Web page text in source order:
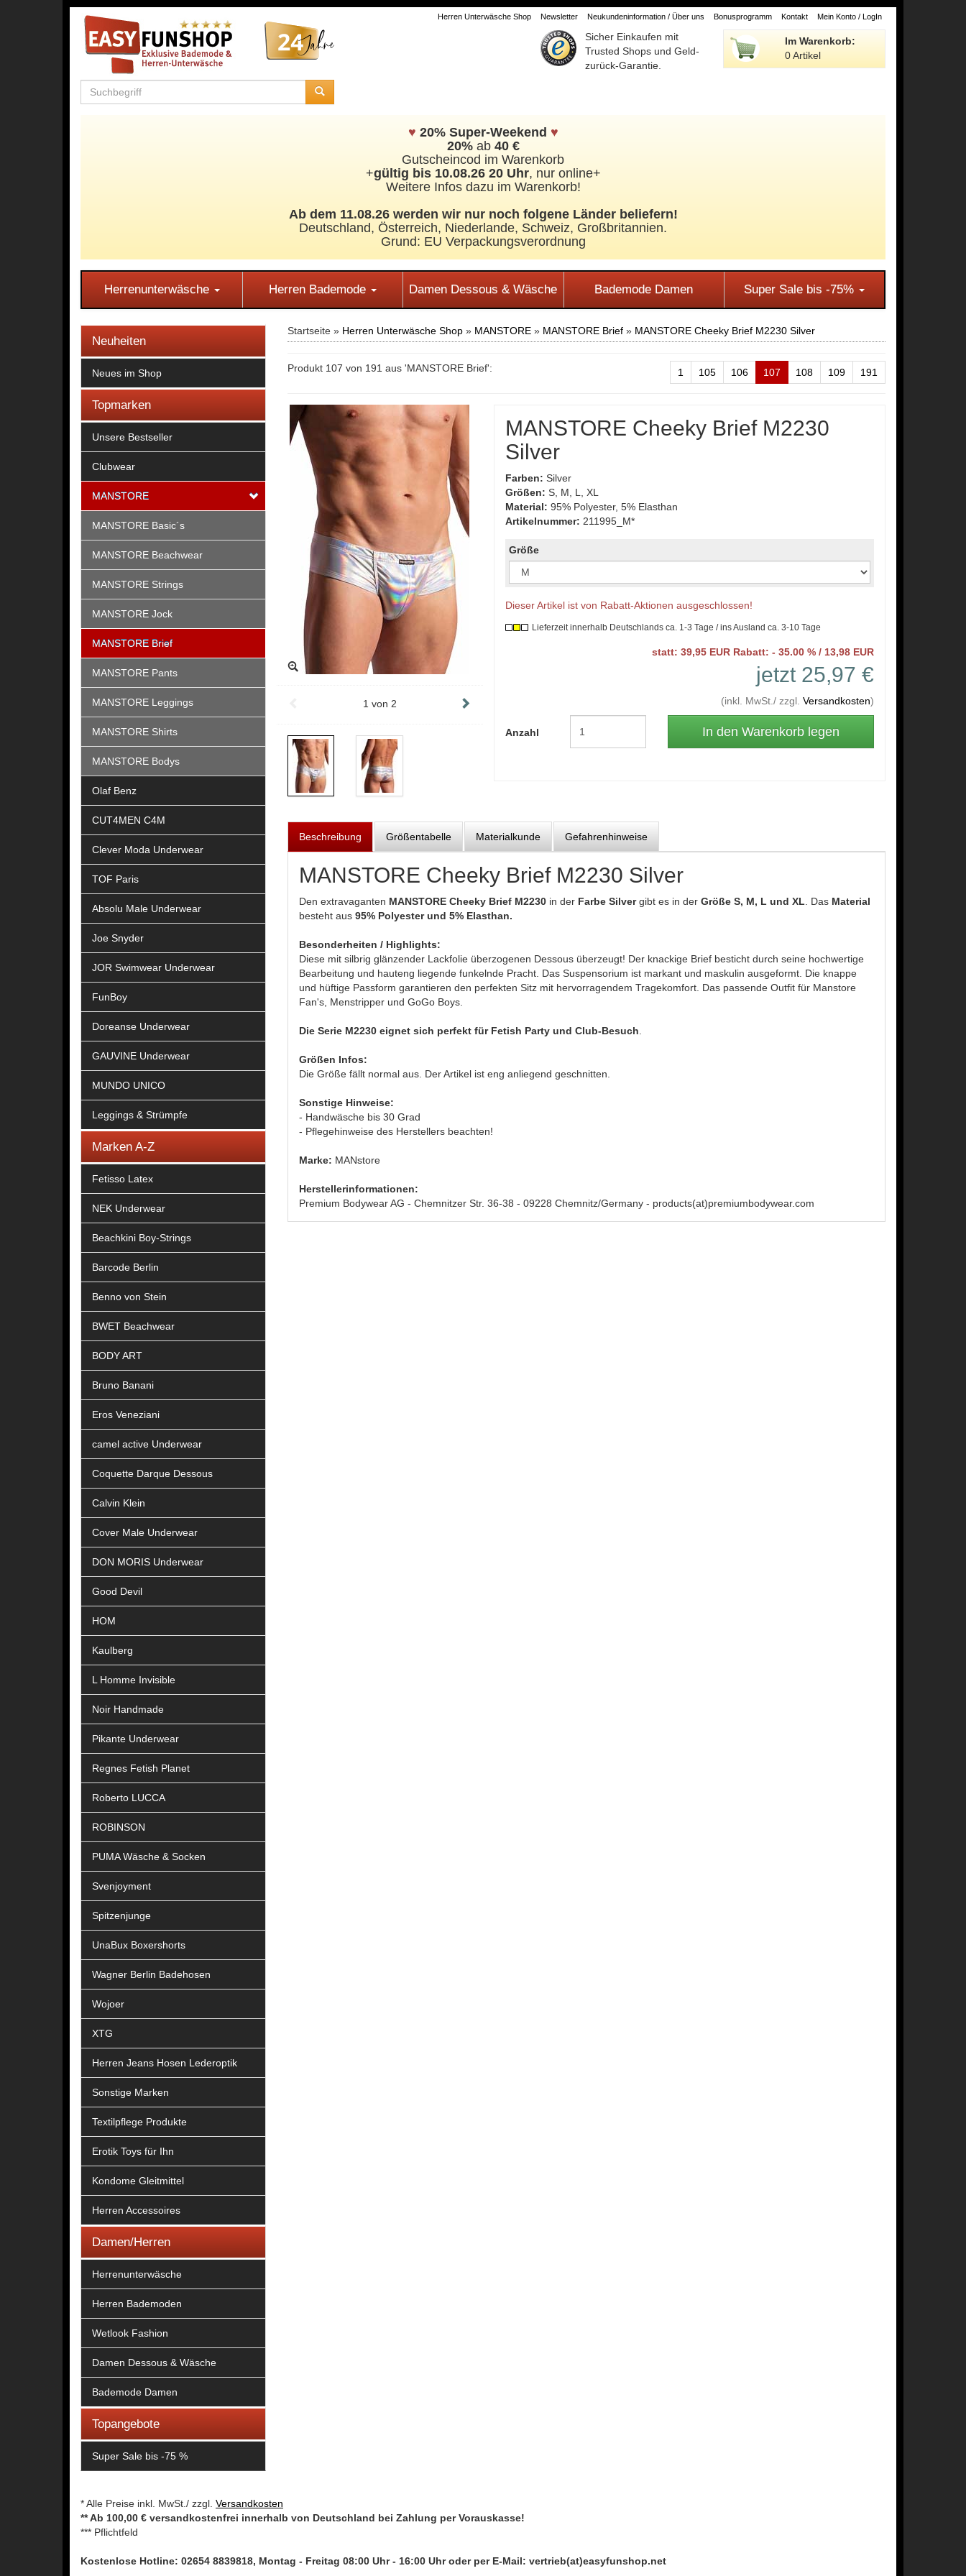
Herren Unterwäsche Shop Newsletter Neukundeninformation / Über uns Bonusprogramm Kontakt Mein Konto / LogIn
Sicher Einkaufen mit
Trusted Shops und Geld-
zurück-Garantie.
Im Warenkorb:
0 Artikel
♥ 20% Super-Weekend ♥
20%ab 40 €
Gutscheincod im Warenkorb
+gültig bis 10.08.26 20 Uhr, nur online+
Weitere Infos dazu im Warenkorb!
Ab dem 11.08.26 werden wir nur noch folgene Länder beliefern!
Deutschland, Österreich, Niederlande, Schweiz, Großbritannien.
Grund: EU Verpackungsverordnung
Herrenunterwäsche Herren Bademode Damen Dessous & Wäsche Bademode Damen Super Sale bis -75%
Neuheiten
Neues im Shop
Topmarken
Unsere Bestseller
Clubwear
MANSTORE
MANSTORE Basic´s
MANSTORE Beachwear
MANSTORE Strings
MANSTORE Jock
MANSTORE Brief
MANSTORE Pants
MANSTORE Leggings
MANSTORE Shirts
MANSTORE Bodys
Olaf Benz
CUT4MEN C4M
Clever Moda Underwear
TOF Paris
Absolu Male Underwear
Joe Snyder
JOR Swimwear Underwear
FunBoy
Doreanse Underwear
GAUVINE Underwear
MUNDO UNICO
Leggings & Strümpfe
Marken A-Z
Fetisso Latex
NEK Underwear
Beachkini Boy-Strings
Barcode Berlin
Benno von Stein
BWET Beachwear
BODY ART
Bruno Banani
Eros Veneziani
camel active Underwear
Coquette Darque Dessous
Calvin Klein
Cover Male Underwear
DON MORIS Underwear
Good Devil
HOM
Kaulberg
L Homme Invisible
Noir Handmade
Pikante Underwear
Regnes Fetish Planet
Roberto LUCCA
ROBINSON
PUMA Wäsche & Socken
Svenjoyment
Spitzenjunge
UnaBux Boxershorts
Wagner Berlin Badehosen
Wojoer
XTG
Herren Jeans Hosen Lederoptik
Sonstige Marken
Textilpflege Produkte
Erotik Toys für Ihn
Kondome Gleitmittel
Herren Accessoires
Damen/Herren
Herrenunterwäsche
Herren Bademoden
Wetlook Fashion
Damen Dessous & Wäsche
Bademode Damen
Topangebote
Super Sale bis -75 %
Startseite » Herren Unterwäsche Shop » MANSTORE» MANSTORE Brief» MANSTORE Cheeky Brief M2230 Silver
Produkt 107 von 191 aus 'MANSTORE Brief': 1 105 106 107 108 109 191
1 von 2
MANSTORE Cheeky Brief M2230
Silver
Farben: Silver
Größen: S, M, L, XL
Material: 95% Polyester, 5% Elasthan
Artikelnummer: 211995_M*
Größe
Dieser Artikel ist von Rabatt-Aktionen ausgeschlossen!
Lieferzeit innerhalb Deutschlands ca. 1-3 Tage / ins Ausland ca. 3-10 Tage
statt: 39,95 EUR Rabatt: - 35.00 % / 13,98 EUR
jetzt 25,97 €
(inkl. MwSt./ zzgl. Versandkosten)
Anzahl
Beschreibung Größentabelle Materialkunde Gefahrenhinweise
MANSTORE Cheeky Brief M2230 Silver
Den extravaganten MANSTORE Cheeky Brief M2230 in der Farbe Silvergibt es in der Größe S, M, L und XL . Das Material
besteht aus 95% Polyester und 5% Elasthan.
Besonderheiten / Highlights:
Diese mit silbrig glänzender Lackfolie überzogenen Dessous überzeugt! Der knackige Brief besticht durch seine hochwertige
Bearbeitung und hauteng liegende funkelnde Pracht. Das Suspensorium ist markant und maskulin ausgeformt. Die knappe
und hüftige Passform garantieren den perfekten Sitz mit hervorragendem Tragekomfort. Das passende Outfit für Manstore
Fan's, Menstripper und GoGo Boys.
Die Serie M2230 eignet sich perfekt für Fetish Party und Club-Besuch
Größen Infos:
Die Größe fällt normal aus. Der Artikel ist eng anliegend geschnitten.
Sonstige Hinweise:
- Handwäsche bis 30 Grad
- Pflegehinweise des Herstellers beachten!
Marke: MANstore
Herstellerinformationen:
Premium Bodywear AG - Chemnitzer Str. 36-38 - 09228 Chemnitz/Germany - products(at)premiumbodywear.com
* Alle Preise inkl. MwSt./ zzgl. Versandkosten
** Ab 100,00 € versandkostenfrei innerhalb von Deutschland bei Zahlung per Vorauskasse!
*** Pflichtfeld
Kostenlose Hotline: 02654 8839818, Montag - Freitag 08:00 Uhr - 16:00 Uhr oder per E-Mail: vertrieb(at)easyfunshop.net